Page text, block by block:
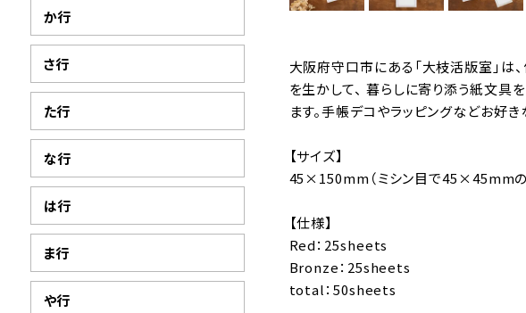
か行
さ行
た行
な行
は行
ま行
や行
大阪府守口市にある「大枝活版室」は
を生かして、 暮らしに寄り添う紙文具
ます。手帳デコやラッピングなどお好
【サイズ】
45×150mm（ミシン目で45×45mmの
【仕様】
Red：25sheets
Bronze：25sheets
total：50sheets